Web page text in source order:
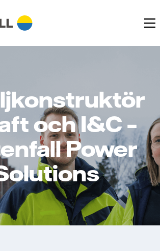
och I&C –
Power